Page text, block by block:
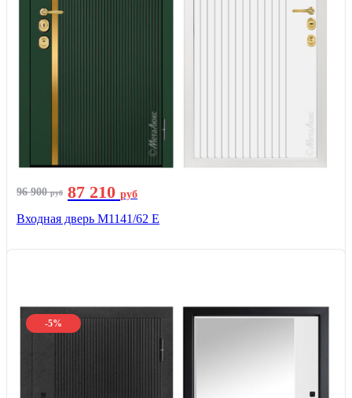
96 900руб 87 210 руб
Входная дверь М1141/62 Е
-5%